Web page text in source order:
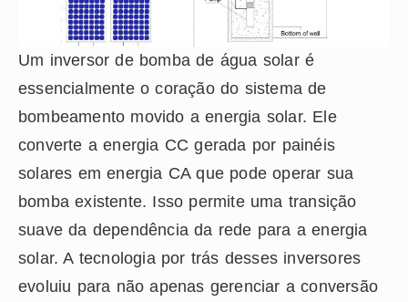
Um inversor de bomba de água solar é
essencialmente o coração do sistema de
bombeamento movido a energia solar. Ele
converte a energia CC gerada por painéis
solares em energia CA que pode operar sua
bomba existente. Isso permite uma transição
suave da dependência da rede para a energia
solar. A tecnologia por trás desses inversores
evoluiu para não apenas gerenciar a conversão